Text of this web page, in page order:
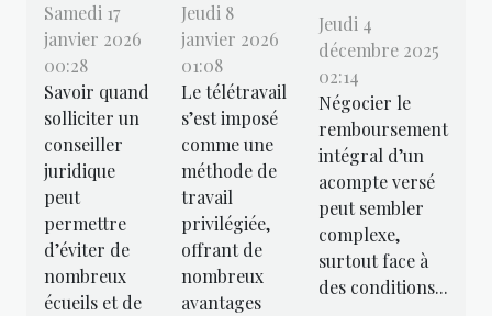
Samedi 17
janvier 2026
00:28
Savoir quand
solliciter un
conseiller
juridique
peut
permettre
d’éviter de
nombreux
écueils et de
Jeudi 8
janvier 2026
01:08
Le télétravail
s’est imposé
comme une
méthode de
travail
privilégiée,
offrant de
nombreux
avantages
Jeudi 4
décembre 2025
02:14
Négocier le
remboursement
intégral d’un
acompte versé
peut sembler
complexe,
surtout face à
des conditions...